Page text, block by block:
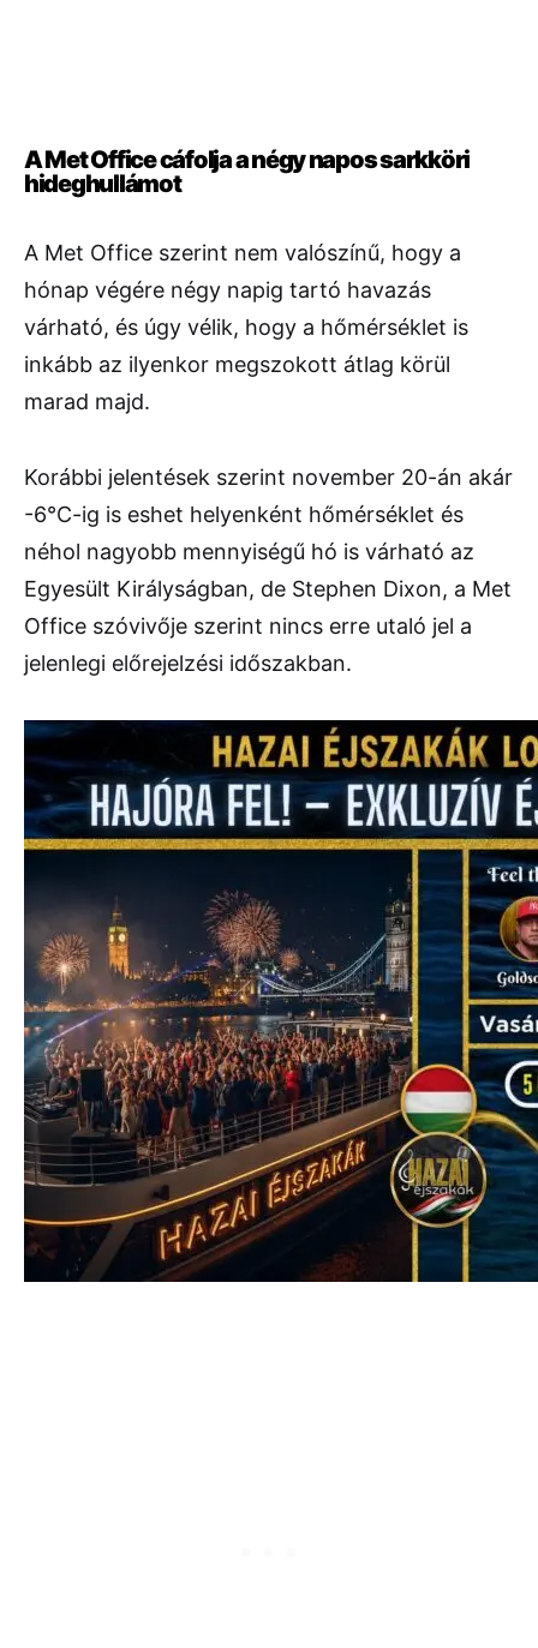
A Met Office cáfolja a négy napos sarkköri
hideghullámot
A Met Office szerint nem valószínű, hogy a
hónap végére négy napig tartó havazás
várható, és úgy vélik, hogy a hőmérséklet is
inkább az ilyenkor megszokott átlag körül
marad majd.
Korábbi jelentések szerint november 20-án akár
-6°C-ig is eshet helyenként hőmérséklet és
néhol nagyobb mennyiségű hó is várható az
Egyesült Királyságban, de Stephen Dixon, a Met
Office szóvivője szerint nincs erre utaló jel a
jelenlegi előrejelzési időszakban.